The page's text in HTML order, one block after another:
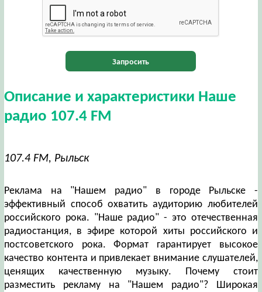
Запросить
Описание и характеристики Наше
радио 107.4 FM
107.4 FM, Рыльск
Реклама на "Нашем радио" в городе Рыльске -
эффективный способ охватить аудиторию любителей
российского рока. "Наше радио" - это отечественная
радиостанция, в эфире которой хиты российского и
постсоветского рока. Формат гарантирует высокое
качество контента и привлекает внимание слушателей,
ценящих качественную музыку. Почему стоит
разместить рекламу на "Нашем радио"? Широкая